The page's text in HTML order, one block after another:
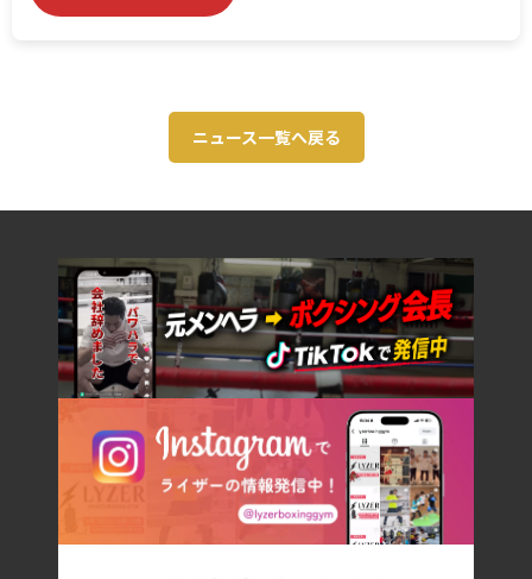
ニュース一覧へ戻る